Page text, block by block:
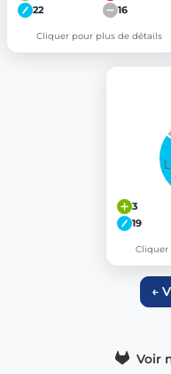
22
16
Cliquer pour plus de détails
3
19
Cliquer
←
Voir